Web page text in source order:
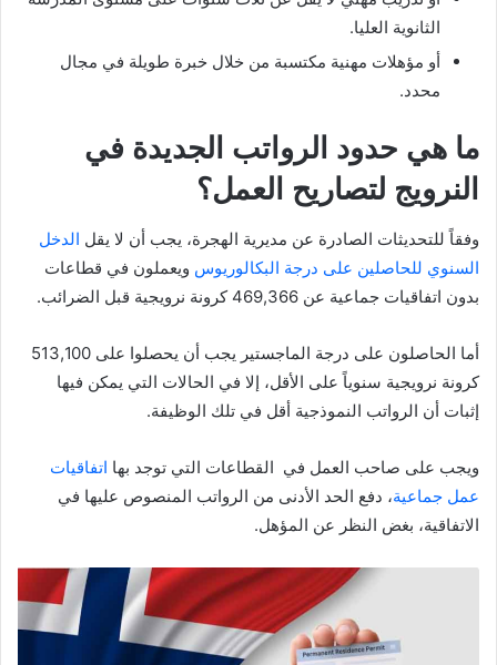
الثانوية العليا.
أو مؤهلات مهنية مكتسبة من خلال خبرة طويلة في مجال
محدد.
ما هي حدود الرواتب الجديدة في
النرويج لتصاريح العمل؟
وفقاً للتحديثات الصادرة عن مديرية الهجرة، يجب أن لا يقل الدخل
السنوي للحاصلين على درجة البكالوريوس ويعملون في قطاعات
بدون اتفاقيات جماعية عن 469,366 كرونة نرويجية قبل الضرائب.
أما الحاصلون على درجة الماجستير يجب أن يحصلوا على 513,100
كرونة نرويجية سنوياً على الأقل، إلا في الحالات التي يمكن فيها
إثبات أن الرواتب النموذجية أقل في تلك الوظيفة.
ويجب على صاحب العمل في القطاعات التي توجد بها اتفاقيات
عمل جماعية، دفع الحد الأدنى من الرواتب المنصوص عليها في
الاتفاقية، بغض النظر عن المؤهل.